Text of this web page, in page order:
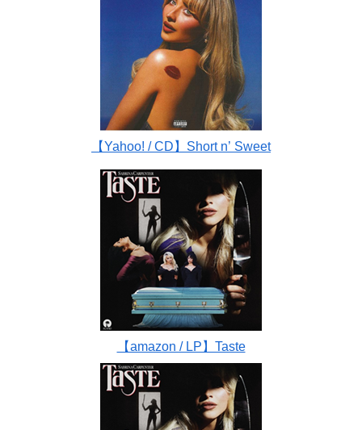
【Yahoo! / CD】Short n’ Sweet
【amazon / LP】Taste